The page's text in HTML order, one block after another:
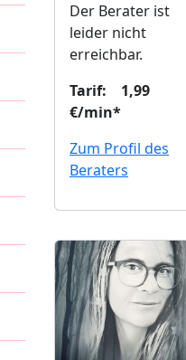
Der Berater ist
leider nicht
erreichbar.
Tarif: 1,99
€/min*
Zum Profil des
Beraters